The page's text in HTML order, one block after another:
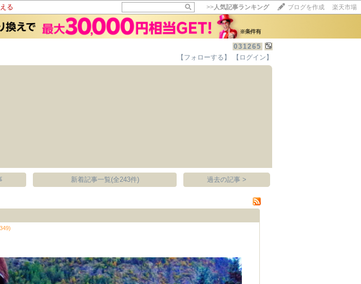
る >>人気記事ランキング ブログを作成 楽天市場
031265
【フォローする】 【ログイン】
新着記事一覧(全243件) 過去の記事 >